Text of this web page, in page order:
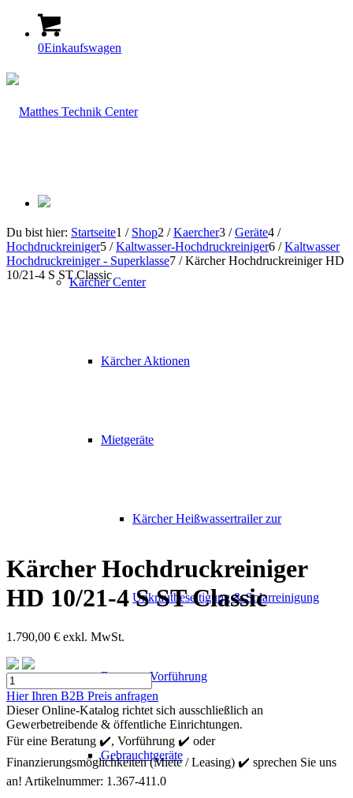
0Einkaufswagen
Kärcher Center
Kärcher Aktionen
Mietgeräte
Kärcher Heißwassertrailer zur
Unkrautbeseitigung & Solarreinigung
Beratung Vorführung
Gebrauchtgeräte
Du bist hier: Startseite1 / Shop2 / Kaercher3 / Geräte4 /
Hochdruckreiniger5 / Kaltwasser-Hochdruckreiniger6 / Kaltwasser
Hochdruckreiniger - Superklasse7 / Kärcher Hochdruckreiniger HD
10/21-4 S ST Classic
Kärcher Hochdruckreiniger
HD 10/21-4 S ST Classic
1.790,00 € exkl. MwSt.
Kärcher
Hochdruckreiniger
HD
10/21-
4
S
ST
Classic
Hier Ihren B2B Preis anfragen
Dieser Online-Katalog richtet sich ausschließlich an
Gewerbetreibende & öffentliche Einrichtungen.
Für eine Beratung ✔️, Vorführung ✔️ oder
Finanzierungsmöglichkeiten (Miete / Leasing) ✔️ sprechen Sie uns
an! Artikelnummer: 1.367-411.0